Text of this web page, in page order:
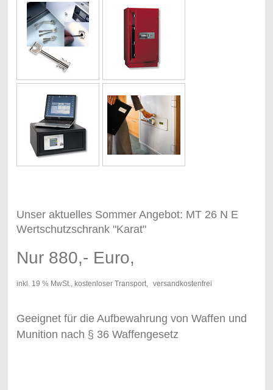
Unser aktuelles Sommer Angebot: MT 26 N E
Wertschutzschrank "Karat"
Nur 880,- Euro,
inkl. 19 % MwSt., kostenloser Transport, versandkostenfrei
Geeignet für die Aufbewahrung von Waffen und
Munition nach § 36 Waffengesetz